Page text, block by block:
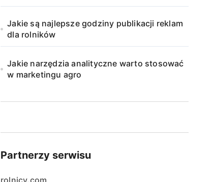
Jakie są najlepsze godziny publikacji reklam
dla rolników
Jakie narzędzia analityczne warto stosować
w marketingu agro
Partnerzy serwisu
rolnicy.com